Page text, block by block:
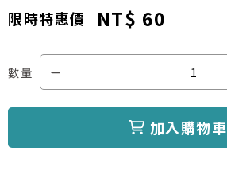
限時特惠價 NT$ 60
數量
加入購物車